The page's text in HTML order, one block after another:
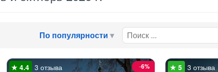
По популярности
-6%
3 отзыва 3 отзыва